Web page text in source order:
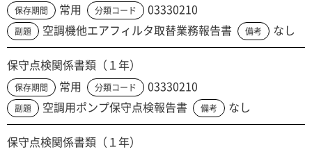
保存期間 常用 分類コード 03330210
副題 空調機他エアフィルタ取替業務報告書 備考 なし
保守点検関係書類（１年）
保存期間 常用 分類コード 03330210
副題 空調用ポンプ保守点検報告書 備考 なし
保守点検関係書類（１年）